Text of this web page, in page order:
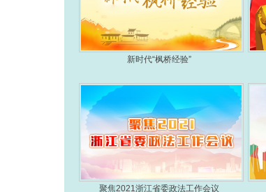
新时代“枫桥经验”
聚焦2021浙江省委政法工作会议